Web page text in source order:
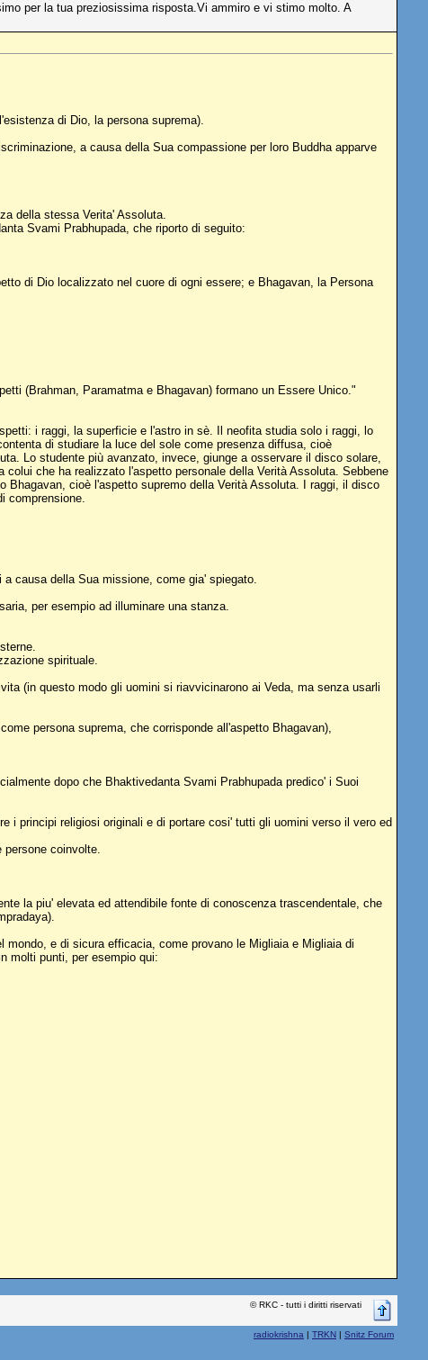
per la tua preziosissima risposta.Vi ammiro e vi stimo molto. A
di Dio, la persona suprema).
a causa della Sua compassione per loro Buddha apparve
della stessa Verita' Assoluta.
Svami Prabhupada, che riporto di seguito:
di Dio localizzato nel cuore di ogni essere; e Bhagavan, la Persona
(Brahman, Paramatma e Bhagavan) formano un Essere Unico."
i raggi, la superficie e l'astro in sè. Il neofita studia solo i raggi, lo
di studiare la luce del sole come presenza diffusa, cioè
Lo studente più avanzato, invece, giunge a osservare il disco solare,
che ha realizzato l'aspetto personale della Verità Assoluta. Sebbene
cioè l'aspetto supremo della Verità Assoluta. I raggi, il disco
comprensione.
causa della Sua missione, come gia' spiegato.
per esempio ad illuminare una stanza.
spirituale.
(in questo modo gli uomini si riavvicinarono ai Veda, ma senza usarli
persona suprema, che corrisponde all'aspetto Bhagavan),
dopo che Bhaktivedanta Svami Prabhupada predico' i Suoi
i principi religiosi originali e di portare cosi' tutti gli uomini verso il vero ed
persone coinvolte.
la piu' elevata ed attendibile fonte di conoscenza trascendentale, che
e di sicura efficacia, come provano le Migliaia e Migliaia di
molti punti, per esempio qui:
© RKC - tutti i diritti riservati
radiokrishna | TRKN | Snitz Forum